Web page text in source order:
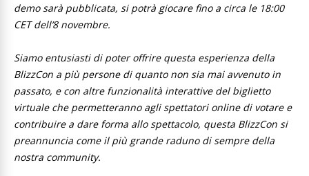
demo sarà pubblicata, si potrà giocare fino a circa le 18:00
CET dell’8 novembre.
Siamo entusiasti di poter offrire questa esperienza della
BlizzCon a più persone di quanto non sia mai avvenuto in
passato, e con altre funzionalità interattive del biglietto
virtuale che permetteranno agli spettatori online di votare e
contribuire a dare forma allo spettacolo, questa BlizzCon si
preannuncia come il più grande raduno di sempre della
nostra community.